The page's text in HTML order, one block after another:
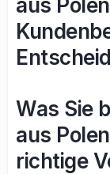
aus
Was Sie
aus
richtige